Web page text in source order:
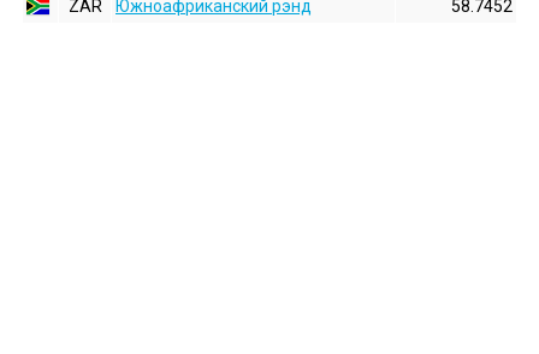
ZAR
Южноафриканский рэнд 58.7452